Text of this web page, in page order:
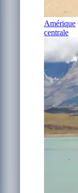
Amérique
centrale